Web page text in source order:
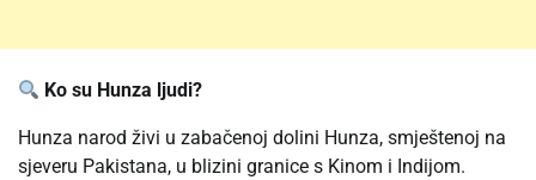
Ko su Hunza ljudi?
Hunza narod živi u zabačenoj dolini Hunza, smještenoj na
sjeveru Pakistana, u blizini granice s Kinom i Indijom.